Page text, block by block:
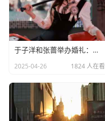
于子洋和张蔷举办婚礼：一对赛场情场双丰收的人生赢家​
2025-04-26 1824 人在看